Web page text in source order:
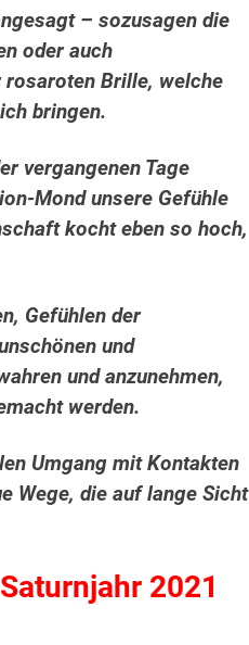
– sozusagen die
oder auch
rosaroten Brille, welche
bringen.
vergangenen Tage
Mond unsere Gefühle
kocht eben so hoch,
Gefühlen der
und
und anzunehmen,
werden.
Umgang mit Kontakten
Wege, die auf lange Sicht
2021